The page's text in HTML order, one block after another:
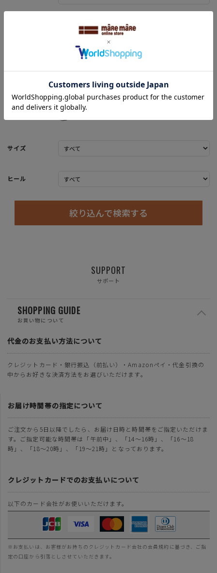
サイズ
ヒール
絞り込んで検索する
SUPPORT
サポート
SHOPPING GUIDE
お買い物について
代金のお支払い方法について
クレジットカード・銀行振込（前払い）・Amazonペイ・代金引換の
中からお好きな決済方法をお選びいただけます。
お届け時間帯の指定について
ご注文から5日以降でしたら、お届け日時と時間帯をご指定いただけま
す。ご指定可能な時間帯は「午前中」、「14～16時」、「16～18
時」、「18～20時」、「19～21時」となっております。
クレジットカードでのお支払いについて
以下のカード会社がお使いいただけます。
※お支払いは、お客様がお持ちのクレジットカード会社の会員規約に基づき、ご指
定の口座から引落としさせていただきます。